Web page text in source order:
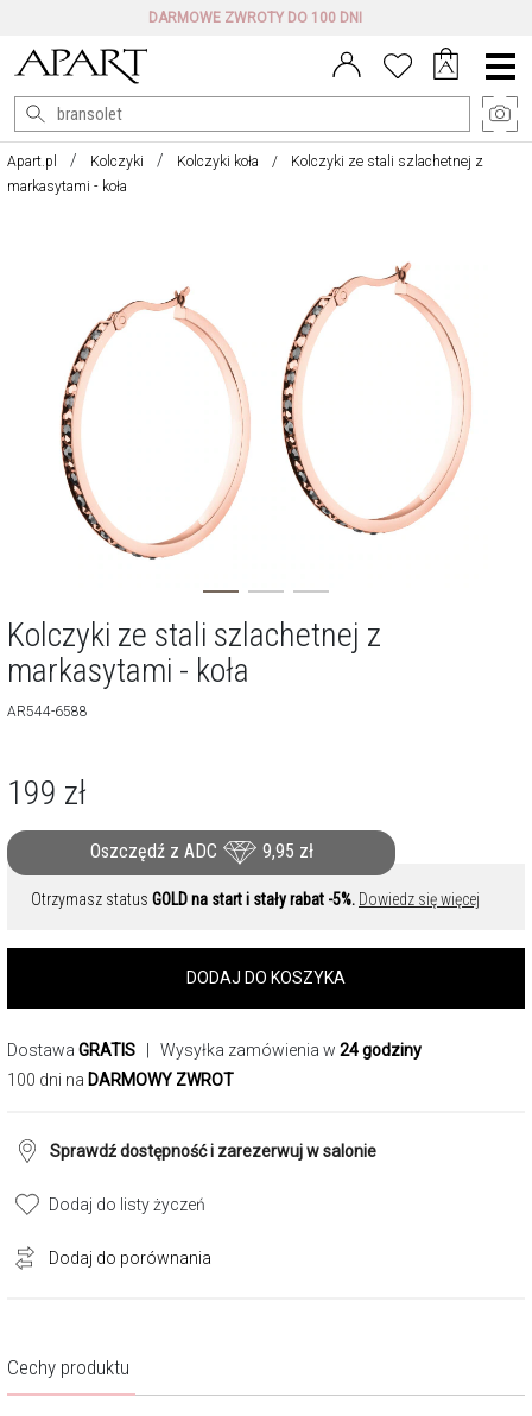
DARMOWE ZWROTY DO 100 DNI
Menu
główne
Apart.pl Kolczyki Kolczyki koła
Kolczyki ze stali szlachetnej z
markasytami - koła
Kolczyki ze stali szlachetnej z
markasytami - koła
AR544-6588
199 zł
Oszczędź z ADC 9,95 zł
Otrzymasz status GOLD na start i stały rabat -5%. Dowiedz się więcej
DODAJ DO KOSZYKA
Dostawa GRATIS | Wysyłka zamówienia w 24 godziny
100 dni na DARMOWY ZWROT
Sprawdź dostępność i zarezerwuj w salonie
Dodaj do listy życzeń
Dodaj do porównania
Cechy produktu